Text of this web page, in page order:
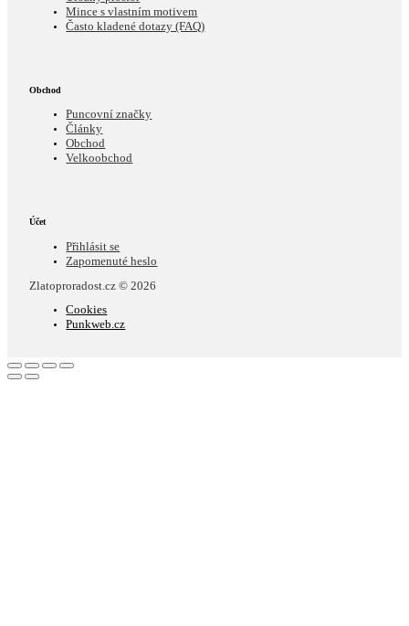
Mince s vlastním motivem
Často kladené dotazy (FAQ)
Obchod
Puncovní značky
Články
Obchod
Velkoobchod
Účet
Přihlásit se
Zapomenuté heslo
Zlatoproradost.cz © 2026
Cookies
Punkweb.cz